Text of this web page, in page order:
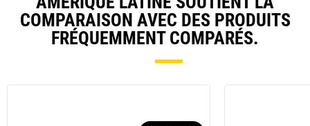
COMPARAISON AVEC DES PRODUITS
FRÉQUEMMENT COMPARÉS.